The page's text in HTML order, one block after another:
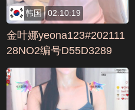
韩国 02:10:19
金叶娜yeona123#202111
28NO2编号D55D3289